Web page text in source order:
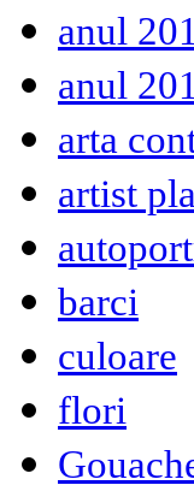
anul
anul
arta
artist
barci
culoare
flori